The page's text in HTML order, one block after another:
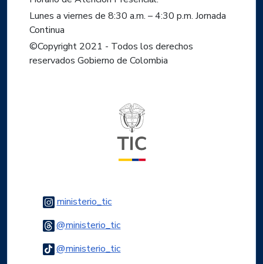
Lunes a viernes de 8:30 a.m. – 4:30 p.m. Jornada
Continua
©Copyright 2021 - Todos los derechos
reservados Gobierno de Colombia
ministerio_ticLogo Instagram
@ministerio_ticLogo Threads
@ministerio_ticLogo Tiktok